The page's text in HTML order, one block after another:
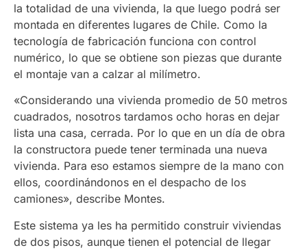
la totalidad de una vivienda, la que luego podrá ser
montada en diferentes lugares de Chile. Como la
tecnología de fabricación funciona con control
numérico, lo que se obtiene son piezas que durante
el montaje van a calzar al milímetro.
«Considerando una vivienda promedio de 50 metros
cuadrados, nosotros tardamos ocho horas en dejar
lista una casa, cerrada. Por lo que en un día de obra
la constructora puede tener terminada una nueva
vivienda. Para eso estamos siempre de la mano con
ellos, coordinándonos en el despacho de los
camiones», describe Montes.
Este sistema ya les ha permitido construir viviendas
de dos pisos, aunque tienen el potencial de llegar